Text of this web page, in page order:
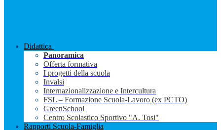
Didattica
Panoramica
Offerta formativa
I progetti della scuola
Invalsi
Internazionalizzazione e Intercultura
FSL – Formazione Scuola-Lavoro (ex PCTO)
GreenSchool
Centro Scolastico Sportivo "A. Tosi"
Rapporti Scuola-Famiglia